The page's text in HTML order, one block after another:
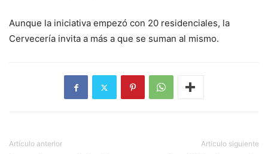
Aunque la iniciativa empezó con 20 residenciales, la
Cervecería invita a más a que se suman al mismo.
Artículo anterior Artículo siguiente